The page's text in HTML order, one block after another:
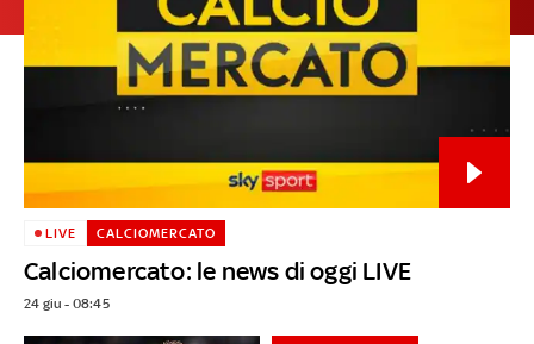
Calciomercato: le news di oggi LIVE
LIVE CALCIOMERCATO
24 giu - 08:45